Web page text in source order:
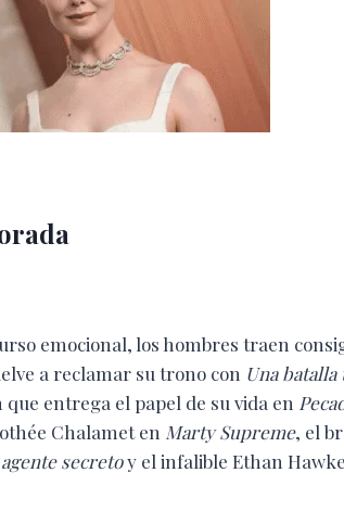
emocional, los hombres traen
a reclamar su trono con Una
entrega el papel de su vida en
Chalamet en Marty Supreme, el
secretoy el infalible Ethan